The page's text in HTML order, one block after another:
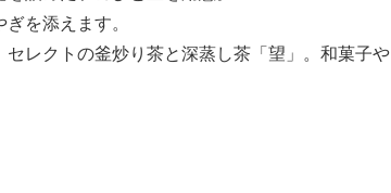
を添えます。
レクトの釜炒り茶と深蒸し茶「望」。和菓子や